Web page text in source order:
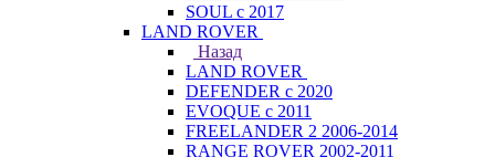
SOUL с 2017
LAND ROVER
Назад
LAND ROVER
DEFENDER с 2020
EVOQUE с 2011
FREELANDER 2 2006-2014
RANGE ROVER 2002-2011